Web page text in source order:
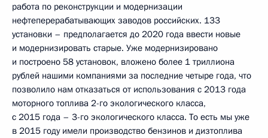
работа по реконструкции и модернизации
нефтеперерабатывающих заводов российских. 133
установки – предполагается до 2020 года ввести новые
и модернизировать старые. Уже модернизировано
и построено 58 установок, вложено более 1 триллиона
рублей нашими компаниями за последние четыре года, что
позволило нам отказаться от использования с 2013 года
моторного топлива 2-го экологического класса,
с 2015 года – 3-го экологического класса. То есть мы уже
в 2015 году имели производство бензинов и дизтоплива